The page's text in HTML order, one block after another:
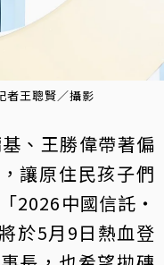
者王聰賢／攝影
、王勝偉帶著偏
讓原住民孩子們
2026中國信託‧
於5月9日熱血登